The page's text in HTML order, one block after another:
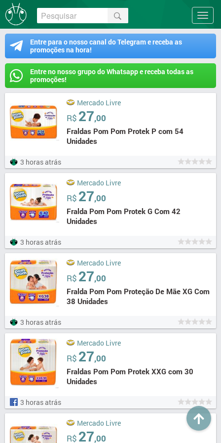
Entre para o nosso canal do Telegram e receba as
promoções na hora!
Entre no nosso grupo do Whatsapp e receba todas as
promoções!
Mercado Livre
R$ 27,00
Fraldas Pom Pom Protek P com 54
Unidades
3 horas atrás
Mercado Livre
R$ 27,00
Fralda Pom Pom Protek G Com 42
Unidades
3 horas atrás
Mercado Livre
R$ 27,00
Fralda Pom Pom Proteção De Mãe XG Com
38 Unidades
3 horas atrás
Mercado Livre
R$ 27,00
Fraldas Pom Pom Protek XXG com 30
Unidades
3 horas atrás
Mercado Livre
R$ 27,00